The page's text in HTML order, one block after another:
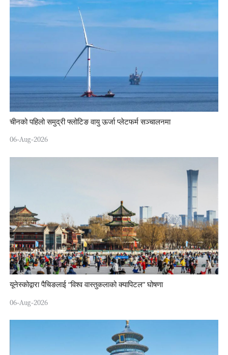
चीनको पहिलो समुद्री फ्लोटिङ वायु ऊर्जा प्लेटफर्म सञ्चालनमा
06-Aug-2026
यूनेस्कोद्वारा पैचिङलाई “विश्व वास्तुकलाको क्यापिटल” घोषणा
06-Aug-2026